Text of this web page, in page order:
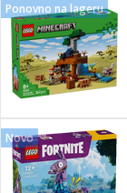
Ponovno na lageru
Novo